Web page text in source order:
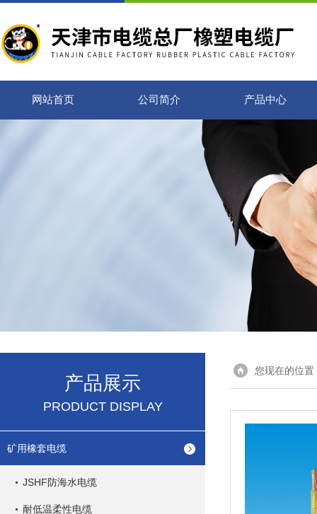
网站首页 公司简介 产品中心
产品展示
PRODUCT DISPLAY
矿用橡套电缆
JSHF防海水电缆
耐低温柔性电缆
您现在的位置